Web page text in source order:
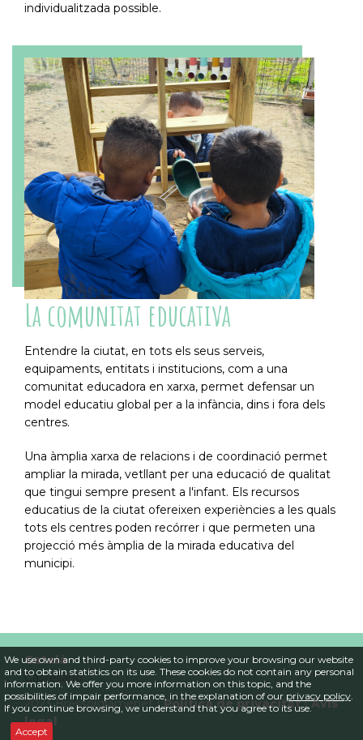
We use own and third-party cookies to improve your browsing our website
and to obtain statistics on its use. These cookies do not contain any personal
information. We offer you more information on this topic, and the
possibilities of impair performance, in the explanation of our privacy policy.
If you continue browsing, we understand that you agree to its use.
Accept
individualitzada possible.
La comunitat educativa
Entendre la ciutat, en tots els seus serveis,
equipaments, entitats i institucions, com a una
comunitat educadora en xarxa, permet defensar un
model educatiu global per a la infància, dins i fora dels
centres.
Una àmplia xarxa de relacions i de coordinació permet
ampliar la mirada, vetllant per una educació de qualitat
que tingui sempre present a l'infant. Els recursos
educatius de la ciutat ofereixen experiències a les quals
tots els centres poden recórrer i que permeten una
projecció més àmplia de la mirada educativa del
municipi.
Català
Castellano
2023 Bressolgramenet |Política de privacitat|Avís
legal